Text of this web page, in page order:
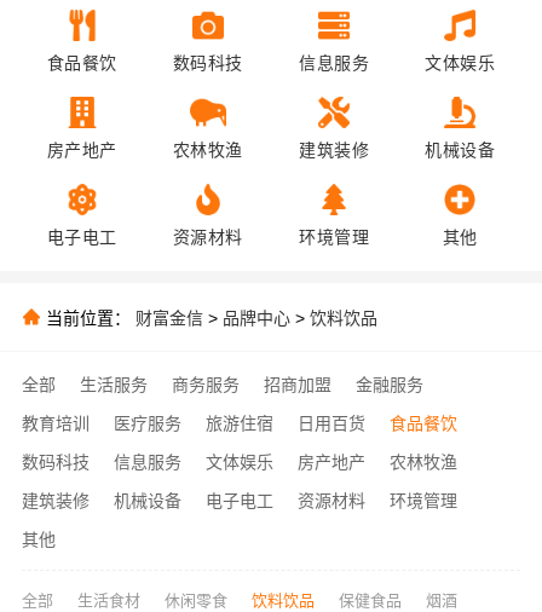
食品餐饮 数码科技 信息服务 文体娱乐
房产地产 农林牧渔 建筑装修 机械设备
电子电工 资源材料 环境管理 其他
当前位置： 财富金信 > 品牌中心 > 饮料饮品
全部 生活服务 商务服务 招商加盟
金融服务
教育培训
医疗服务 旅游住宿 日用百货
食品餐饮
数码科技
信息服务 文体娱乐 房产地产
农林牧渔
建筑装修
机械设备 电子电工 资源材料
环境管理
其他
全部 生活食材 休闲零食 饮料饮品 保健食品 烟酒